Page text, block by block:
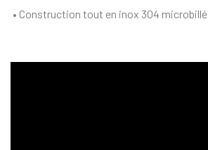
• Construction tout en inox 304 microbillé